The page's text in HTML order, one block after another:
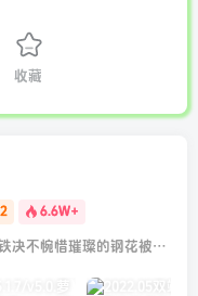
收藏
2 6.6W+
为了走上成材的道路，钢铁决不惋惜璀璨的钢花被遗弃